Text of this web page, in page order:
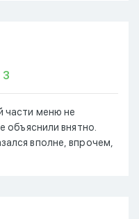
3
части меню не
объяснили внятно.
вполне, впрочем,